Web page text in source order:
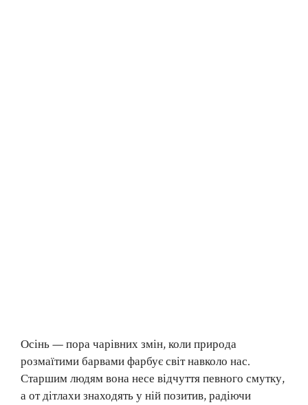
Осінь — пора чарівних змін, коли природа
розмаїтими барвами фарбує світ навколо нас.
Старшим людям вона несе відчуття певного смутку,
а от дітлахи знаходять у ній позитив, радіючи